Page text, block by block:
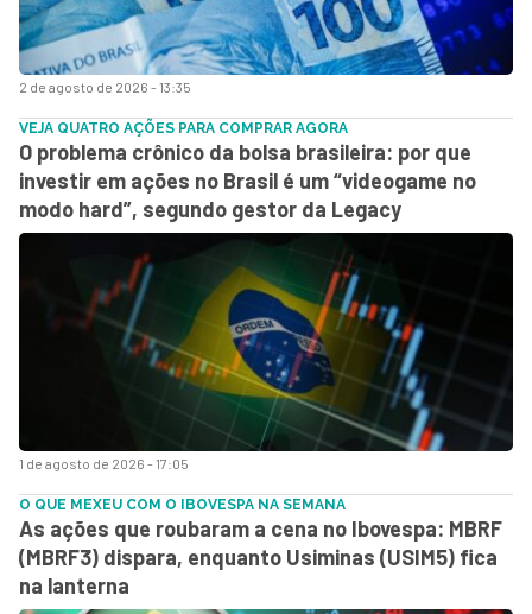
2 de agosto de 2026 - 13:35
1 de agosto de 2026 - 17:05
VEJA QUATRO AÇÕES PARA COMPRAR AGORA
O problema crônico da bolsa brasileira: por que
investir em ações no Brasil é um “videogame no
modo hard”, segundo gestor da Legacy
O QUE MEXEU COM O IBOVESPA NA SEMANA
As ações que roubaram a cena no Ibovespa: MBRF
(MBRF3) dispara, enquanto Usiminas (USIM5) fica
na lanterna